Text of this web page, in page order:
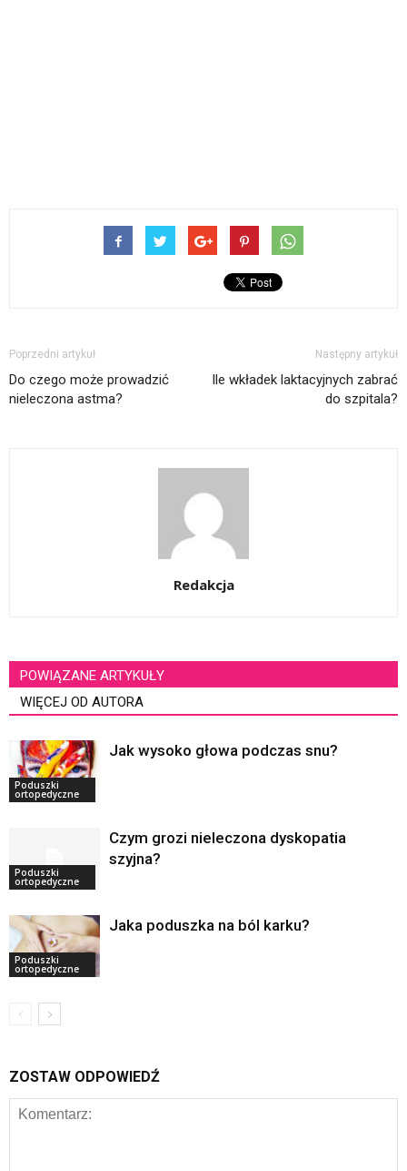
Poprzedni artykuł
Do czego może prowadzić
nieleczona astma?
Następny artykuł
Ile wkładek laktacyjnych zabrać
do szpitala?
Redakcja
POWIĄZANE ARTYKUŁY
WIĘCEJ OD AUTORA
Poduszki
ortopedyczne
Jak wysoko głowa podczas snu?
Poduszki
ortopedyczne
Czym grozi nieleczona dyskopatia
szyjna?
Poduszki
ortopedyczne
Jaka poduszka na ból karku?
ZOSTAW ODPOWIEDŹ